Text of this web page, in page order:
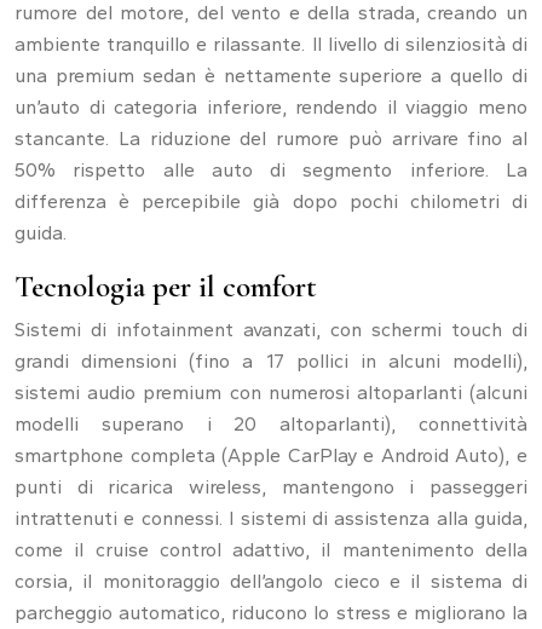
rumore del motore, del vento e della strada, creando un
ambiente tranquillo e rilassante. Il livello di silenziosità di
una premium sedan è nettamente superiore a quello di
un’auto di categoria inferiore, rendendo il viaggio meno
stancante. La riduzione del rumore può arrivare fino al
50% rispetto alle auto di segmento inferiore. La
differenza è percepibile già dopo pochi chilometri di
guida.
Tecnologia per il comfort
Sistemi di infotainment avanzati, con schermi touch di
grandi dimensioni (fino a 17 pollici in alcuni modelli),
sistemi audio premium con numerosi altoparlanti (alcuni
modelli superano i 20 altoparlanti), connettività
smartphone completa (Apple CarPlay e Android Auto), e
punti di ricarica wireless, mantengono i passeggeri
intrattenuti e connessi. I sistemi di assistenza alla guida,
come il cruise control adattivo, il mantenimento della
corsia, il monitoraggio dell’angolo cieco e il sistema di
parcheggio automatico, riducono lo stress e migliorano la